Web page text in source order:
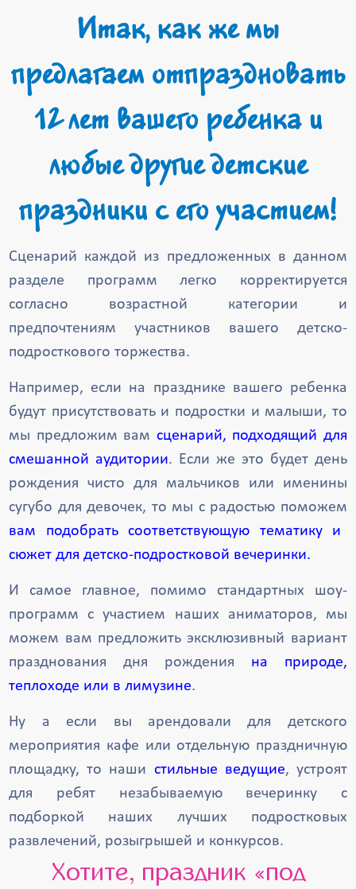
Итак, как же мы
предлагаем отпраздновать
12 лет вашего ребенка и
любые другие детские
праздники с его участием!
Сценарий каждой из предложенных в данном
разделе программ легко корректируется
согласно возрастной категории и
предпочтениям участников вашего детско-
подросткового торжества.
Например, если на празднике вашего ребенка
будут присутствовать и подростки и малыши, то
мы предложим вам сценарий, подходящий для
смешанной аудитории. Если же это будет день
рождения чисто для мальчиков или именины
сугубо для девочек, то мы с радостью поможем
вам подобрать соответствующую тематику и
сюжет для детско-подростковой вечеринки.
И самое главное, помимо стандартных шоу-
программ с участием наших аниматоров, мы
можем вам предложить эксклюзивный вариант
празднования дня рождения на природе,
теплоходе или в лимузине.
Ну а если вы арендовали для детского
мероприятия кафе или отдельную праздничную
площадку, то наши стильные ведущие, устроят
для ребят незабываемую вечеринку с
подборкой наших лучших подростковых
развлечений, розыгрышей и конкурсов.
Хотите, праздник «под